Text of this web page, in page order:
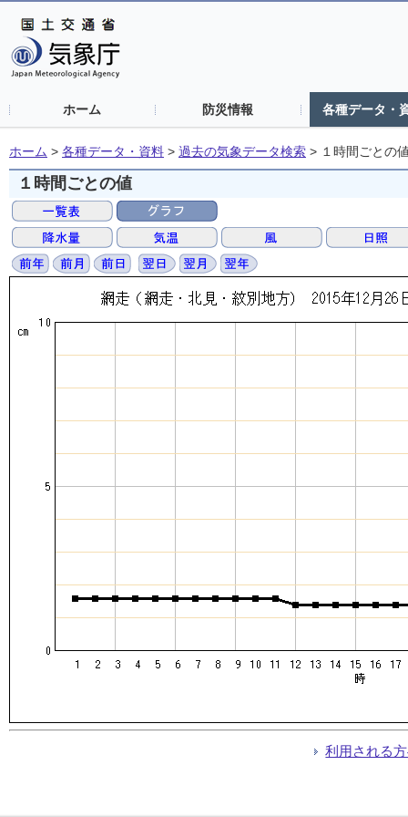
ホーム 防災情報 各種データ・
ホーム > 各種データ・資料 > 過去の気象データ検索 > １時間ごとの
１時間ごとの値
利用される